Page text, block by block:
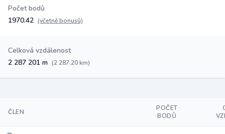
Počet bodů
1970.42 (včetně bonusů)
Celková vzdálenost
2 287 201 m (2 287,20 km)
ČLEN
POČET
BODŮ